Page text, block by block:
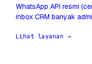
WhatsApp API resmi
inbox CRM banyak
Lihat layanan →